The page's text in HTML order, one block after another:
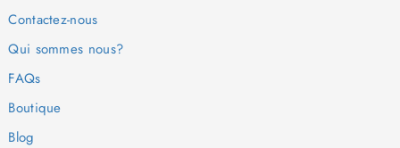
Contactez-nous
Qui sommes nous?
FAQs
Boutique
Blog